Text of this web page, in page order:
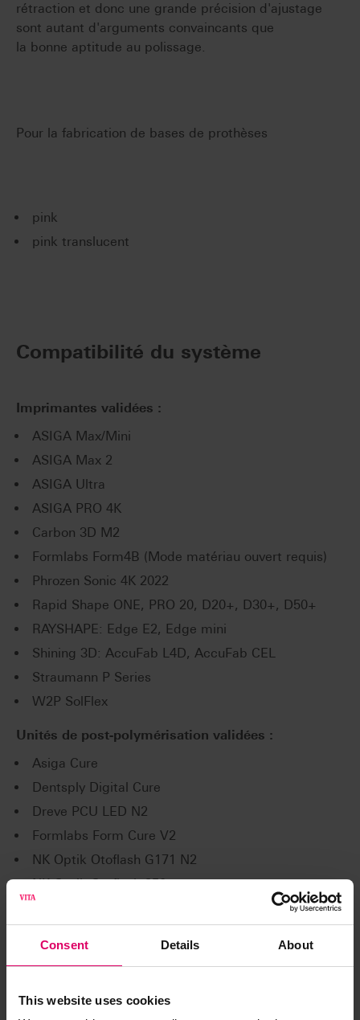
Consent Details About
This website uses cookies
rétraction et donc une grande précision d'ajustage
sont autant d'arguments convaincants que
la bonne aptitude au polissage.
Pour la fabrication de bases de prothèses
pink
pink translucent
Compatibilité du système
Imprimantes validées :
ASIGA Max/Mini
ASIGA Max 2
ASIGA Ultra
ASIGA PRO 4K
Carbon 3D M2
Formlabs Form4B (Mode matériau ouvert requis)
Phrozen Sonic 4K 2022
Rapid Shape ONE, PRO 20, D20+, D30+, D50+
RAYSHAPE: Edge E2, Edge mini
Shining 3D: AccuFab L4D, AccuFab CEL
Straumann P Series
W2P SolFlex
Unités de post-polymérisation validées :
Asiga Cure
Dentsply Digital Cure
Dreve PCU LED N2
Formlabs Form Cure V2
NK Optik Otoflash G171 N2
NK Optik Otoflash 250